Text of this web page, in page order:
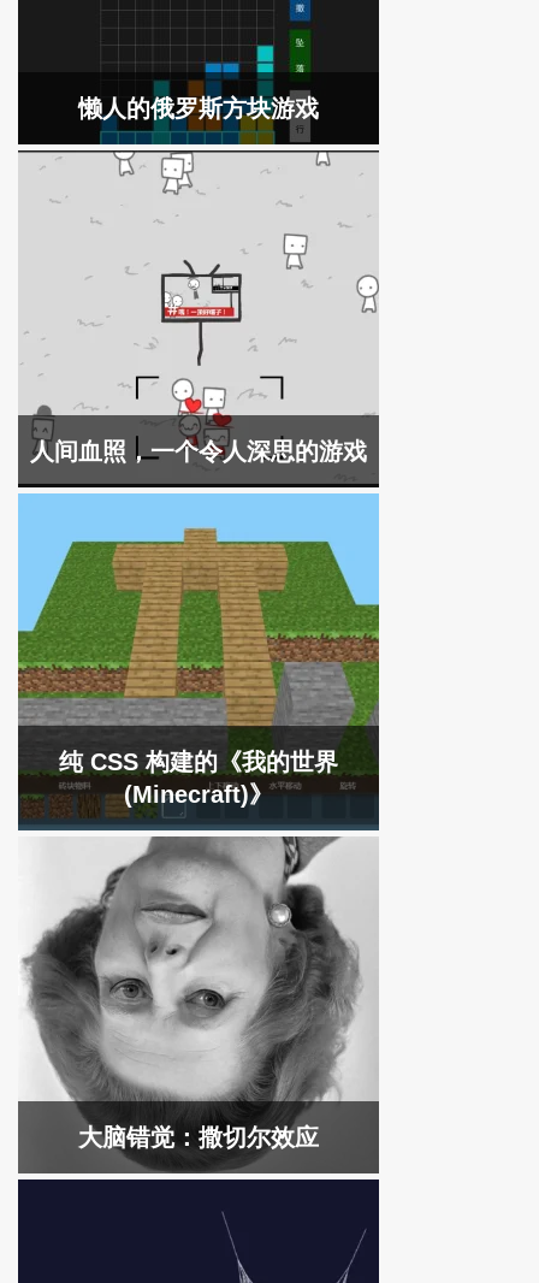
懒人的俄罗斯方块游戏
人间血照，一个令人深思的游戏
纯 CSS 构建的《我的世界
(Minecraft)》
大脑错觉：撒切尔效应